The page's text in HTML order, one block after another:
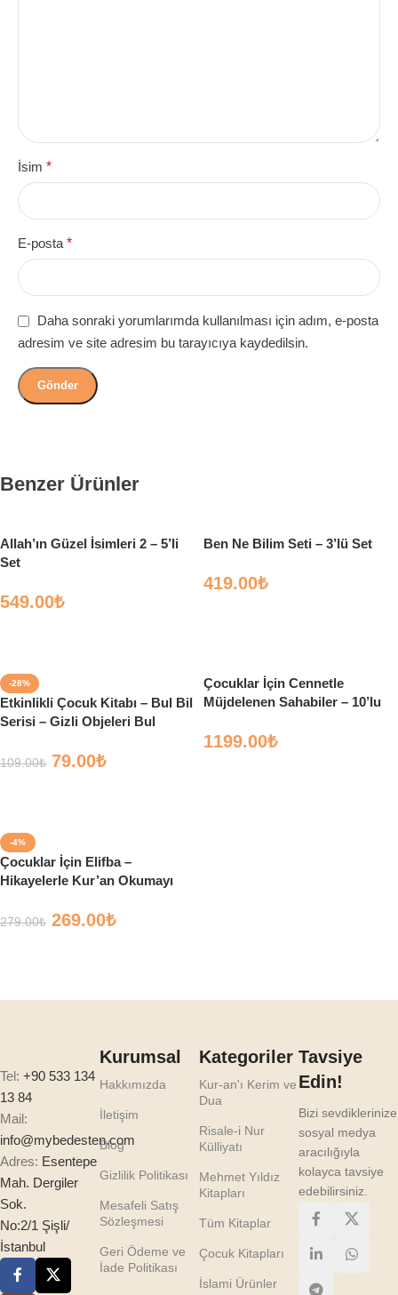
İsim *
E-posta *
Daha sonraki yorumlarımda kullanılması için adım, e-posta
adresim ve site adresim bu tarayıcıya kaydedilsin.
Benzer Ürünler
Allah’ın Güzel İsimleri 2 – 5’li
Set
549.00₺
Ben Ne Bilim Seti – 3’lü Set
419.00₺
-28%
Etkinlikli Çocuk Kitabı – Bul Bil
Serisi – Gizli Objeleri Bul
109.00₺ 79.00₺
Çocuklar İçin Cennetle
Müjdelenen Sahabiler – 10’lu
1199.00₺
-4%
Çocuklar İçin Elifba –
Hikayelerle Kur’an Okumayı
279.00₺ 269.00₺
Tel: +90 533 134
13 84
Mail:
info@mybedesten.com
Adres: Esentepe
Mah. Dergiler
Sok.
No:2/1 Şişli/
İstanbul
Kurumsal
Hakkımızda
İletişim
Blog
Gizlilik Politikası
Mesafeli Satış
Sözleşmesi
Geri Ödeme ve
İade Politikası
Kategoriler
Kur-an'ı Kerim ve
Dua
Risale-i Nur
Külliyatı
Mehmet Yıldız
Kitapları
Tüm Kitaplar
Çocuk Kitapları
İslami Ürünler
Tavsiye
Edin!
Bizi sevdiklerinize
sosyal medya
aracılığıyla
kolayca tavsiye
edebilirsiniz.